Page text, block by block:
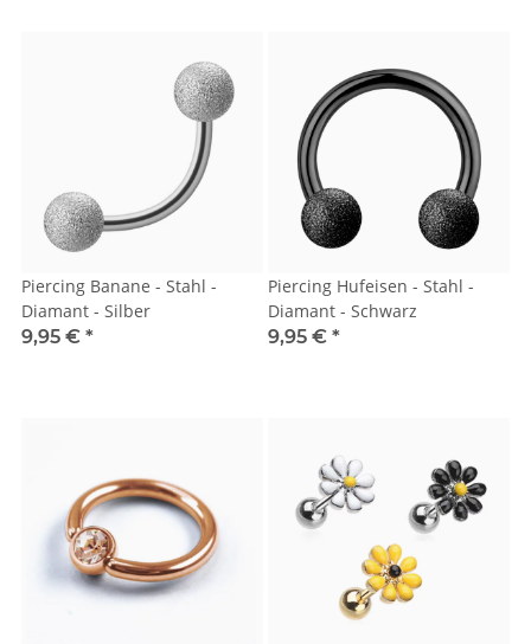
Piercing Banane - Stahl -
Diamant - Silber
9,95 € *
Piercing Hufeisen - Stahl -
Diamant - Schwarz
9,95 € *